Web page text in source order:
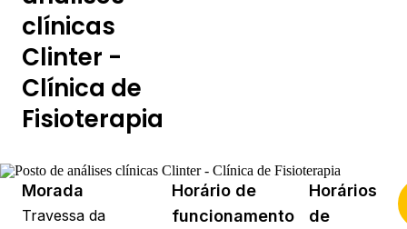
clínicas
Clinter -
Clínica de
Fisioterapia
Morada
Travessa da
Horário de
funcionamento
Horários
de